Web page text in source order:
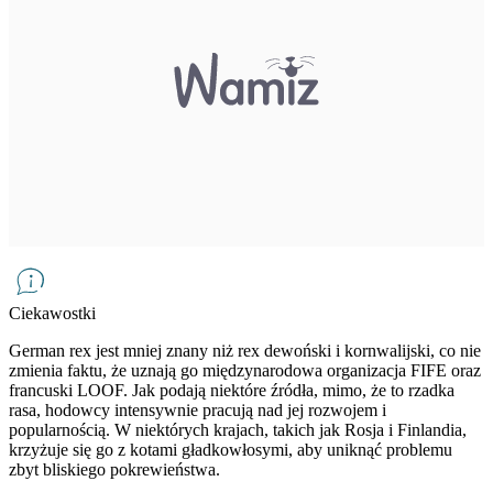
Ciekawostki
German rex jest mniej znany niż rex dewoński i kornwalijski, co nie
zmienia faktu, że uznają go międzynarodowa organizacja FIFE oraz
francuski LOOF. Jak podają niektóre źródła, mimo, że to rzadka
rasa, hodowcy intensywnie pracują nad jej rozwojem i
popularnością. W niektórych krajach, takich jak Rosja i Finlandia,
krzyżuje się go z kotami gładkowłosymi, aby uniknąć problemu
zbyt bliskiego pokrewieństwa.